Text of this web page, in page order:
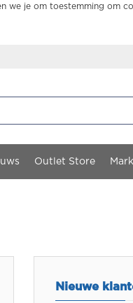
we je om toestemming om
Outlet Store
Nieuwe